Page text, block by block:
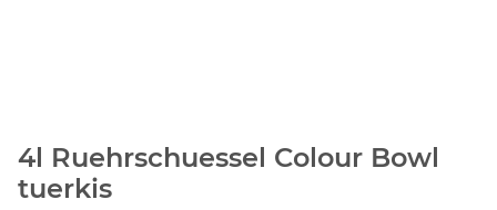
4l Ruehrschuessel Colour Bowl
tuerkis